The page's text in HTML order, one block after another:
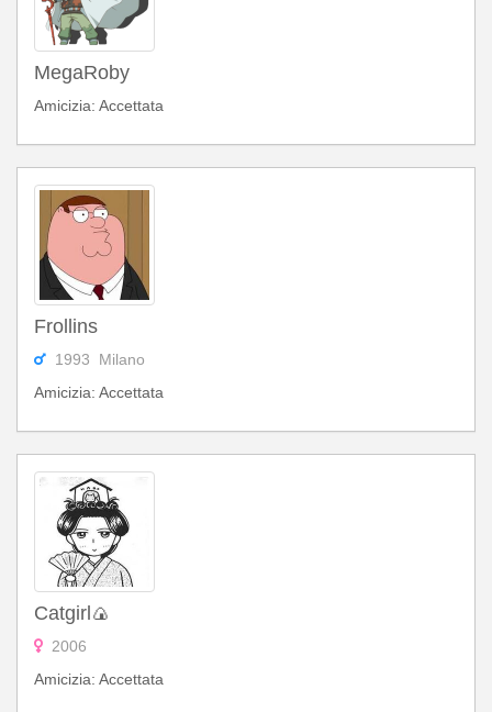
MegaRoby
Amicizia: Accettata
Frollins
1993 Milano
Amicizia: Accettata
Catgirl🍙
2006
Amicizia: Accettata